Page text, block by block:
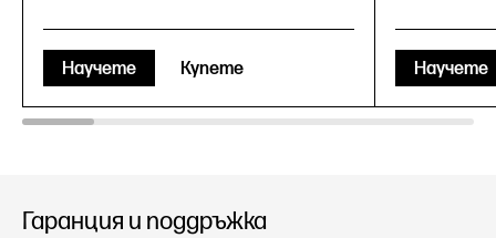
Научете Купете Научете
Гаранция и поддръжка